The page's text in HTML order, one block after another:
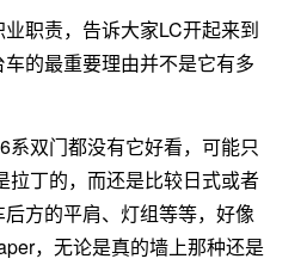
职责，告诉大家LC开起来到
的最重要理由并不是它有多
双门都没有它好看，可能只
拉丁的，而还是比较日式或者
方的平肩、灯组等等，好像
，无论是真的墙上那种还是